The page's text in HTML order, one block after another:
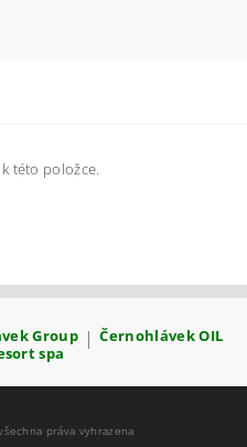
této položce.
Group | Černohlávek OIL
spa
všechna práva vyhrazena